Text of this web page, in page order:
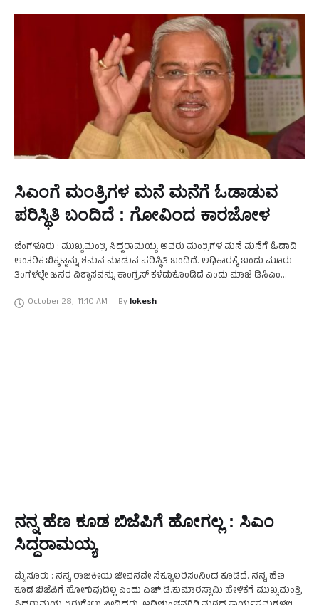
ಸಿಎಂಗೆ ಮಂತ್ರಿಗಳ ಮನೆ ಮನೆಗೆ ಓಡಾಡುವ
ಪರಿಸ್ಥಿತಿ ಬಂದಿದೆ : ಗೋವಿಂದ ಕಾರಜೋಳ
ಬೆಂಗಳೂರು : ಮುಖ್ಯಮಂತ್ರಿ ಸಿದ್ದರಾಮಯ್ಯ ಅವರು ಮಂತ್ರಿಗಳ ಮನೆ ಮನೆಗೆ ಓಡಾಡಿ
ಆಂತರಿಕ ಬಿಕ್ಕಟ್ಟನ್ನು ಶಮನ ಮಾಡುವ ಪರಿಸ್ಥಿತಿ ಬಂದಿದೆ. ಅಧಿಕಾರಕ್ಕೆ ಬಂದು ಮೂರು
ತಿಂಗಳಲ್ಲೇ ಜನರ ವಿಶ್ವಾಸವನ್ನು ಕಾಂಗ್ರೆಸ್ ಕಳೆದುಕೊಂಡಿದೆ ಎಂದು ಮಾಜಿ ಡಿಸಿಎಂ
October 28, 11:10 AM By lokesh
ನನ್ನ ಹೆಣ ಕೂಡ ಬಿಜೆಪಿಗೆ ಹೋಗಲ್ಲ : ಸಿಎಂ
ಸಿದ್ದರಾಮಯ್ಯ
ಮೈಸೂರು : ನನ್ನ ರಾಜಕೀಯ ಜೀವನವೇ ಸೆಕ್ಯೂಲರಿಸಂನಿಂದ ಕೂಡಿದೆ. ನನ್ನ ಹೆಣ
ಕೂಡ ಬಿಜೆಪಿಗೆ ಹೋಗುವುದಿಲ್ಲ ಎಂದು ಎಚ್.ಡಿ.ಕುಮಾರಸ್ವಾಮಿ ಹೇಳಿಕೆಗೆ ಮುಖ್ಯಮಂತ್ರಿ